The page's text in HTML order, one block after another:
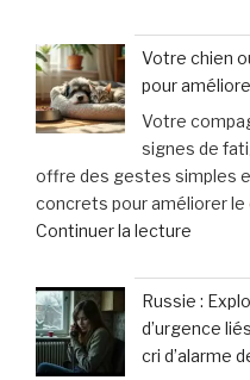
Moto
et
:
April
Moto
innove
Votre chien
pour
Votre
signes de
offre des gestes simples
concrets pour améliorer le
Continuer la lecture
chien
ou
chat
vieillit
Russie :
d’urgence
cri d’alarme